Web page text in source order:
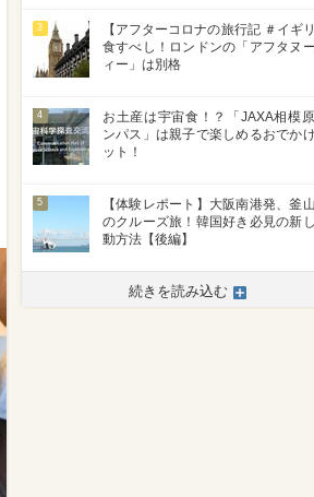
3
【アフターコロナの旅行記 ＃イギリ
食すべし！ロンドンの「アフタヌ
ィー」は別格
4
お土産は宇宙食！？「JAXA相模
ンパス」は親子で楽しめるおでか
ット！
5
【体験レポート】大阪南港発、釜
のクルーズ旅！韓国好き必見の新
動方法【後編】
続きを読み込む